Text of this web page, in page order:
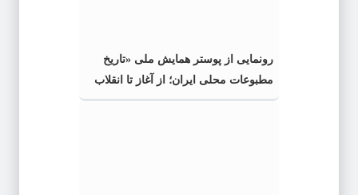
رونمایی از پوستر همایش ملی «تاریخ
مطبوعات محلی ایران؛ از آغاز تا انقلاب
اسلامی» در گیلان